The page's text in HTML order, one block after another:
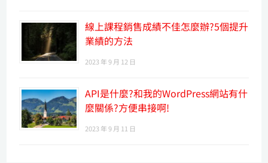
線上課程銷售成績不佳怎麼辦?5個提升
業績的方法
2023 年 9 月 12 日
API是什麼?和我的WordPress網站有什
麼關係?方便串接啊!
2023 年 9 月 11 日